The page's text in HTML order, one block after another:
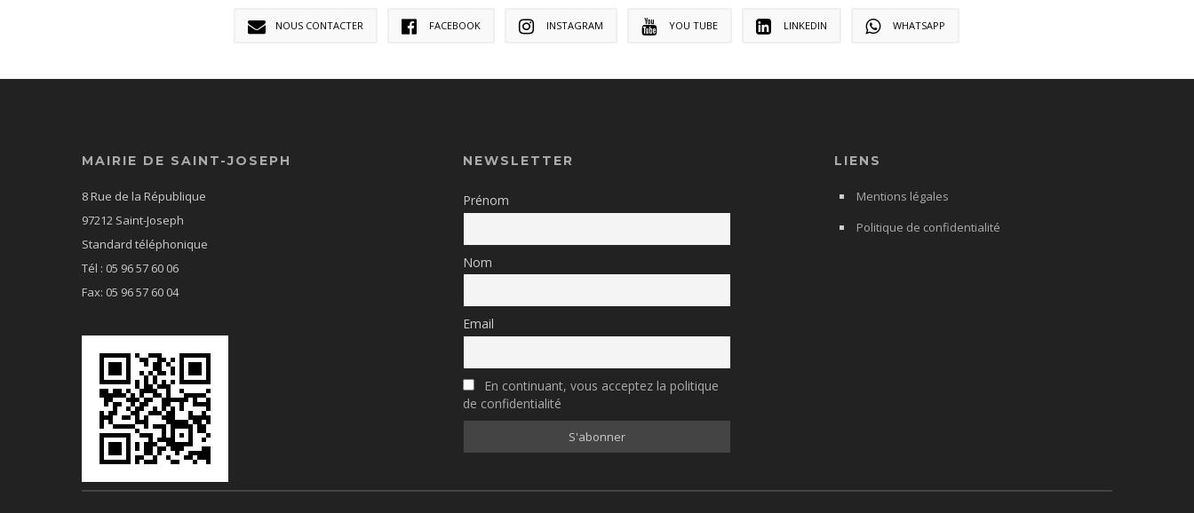
NOUS CONTACTER FACEBOOK INSTAGRAM YOU TUBE LINKEDIN WHATSAPP
MAIRIE DE SAINT-JOSEPH
8 Rue de la République
97212 Saint-Joseph
Standard téléphonique
Tél : 05 96 57 60 06
Fax: 05 96 57 60 04
NEWSLETTER
Prénom
Nom
Email
En continuant, vous acceptez la politique
de confidentialité
LIENS
Mentions légales
Politique de confidentialité